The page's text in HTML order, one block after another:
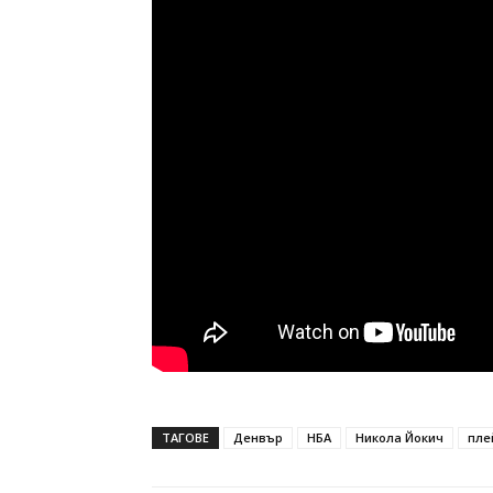
ТАГОВЕ Денвър НБА Никола Йокич